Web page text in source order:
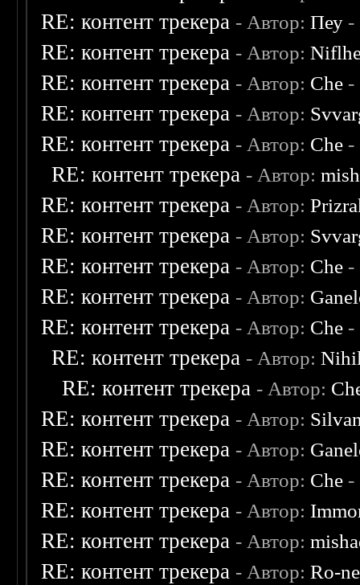
RE: контент трекера - Автор:Пеу -
RE: контент трекера - Автор:
RE: контент трекера - Автор: Che -
RE: контент трекера - Автор:
RE: контент трекера - Автор: Che -
RE: контент трекера - Автор:
RE: контент трекера - Автор:
RE: контент трекера - Автор:
RE: контент трекера - Автор: Che -
RE: контент трекера - Автор:
RE: контент трекера - Автор: Che -
RE: контент трекера - Автор:
RE: контент трекера - Автор:
RE: контент трекера - Автор:
RE: контент трекера - Автор:
RE: контент трекера - Автор: Che -
RE: контент трекера - Автор:
RE: контент трекера - Автор:
RE: контент трекера - Автор:Ro-